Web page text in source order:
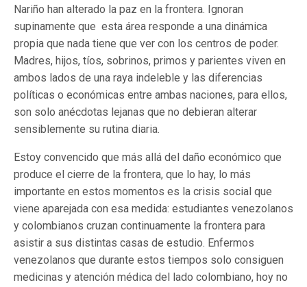
Nariño han alterado la paz en la frontera. Ignoran
supinamente que esta área responde a una dinámica
propia que nada tiene que ver con los centros de poder.
Madres, hijos, tíos, sobrinos, primos y parientes viven en
ambos lados de una raya indeleble y las diferencias
políticas o económicas entre ambas naciones, para ellos,
son solo anécdotas lejanas que no debieran alterar
sensiblemente su rutina diaria.
Estoy convencido que más allá del daño económico que
produce el cierre de la frontera, que lo hay, lo más
importante en estos momentos es la crisis social que
viene aparejada con esa medida: estudiantes venezolanos
y colombianos cruzan continuamente la frontera para
asistir a sus distintas casas de estudio. Enfermos
venezolanos que durante estos tiempos solo consiguen
medicinas y atención médica del lado colombiano, hoy no